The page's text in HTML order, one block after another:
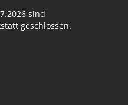
sind
geschlossen.